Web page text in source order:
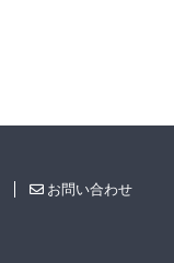
お問い合わせ